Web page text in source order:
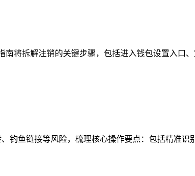
将拆解注销的关键步骤，包括进入钱包设置入口
钓鱼链接等风险，梳理核心操作要点：包括精准识